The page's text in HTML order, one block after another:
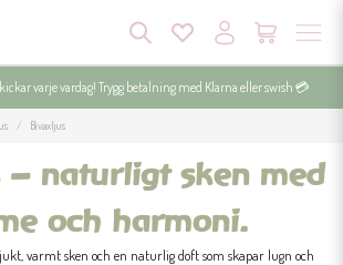
varje vardag! Trygg betalning med Klarna eller swish 💳
Bivaxljus
– naturligt sken med
och harmoni.
varmt sken och en naturlig doft som skapar lugn och